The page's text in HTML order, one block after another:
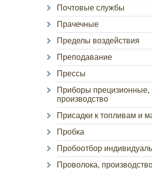
Почтовые службы
Прачечные
Пределы воздействия
Преподавание
Прессы
Приборы прецизионные,
производство
Присадки к топливам и
Пробка
Пробоотбор
Проволока,